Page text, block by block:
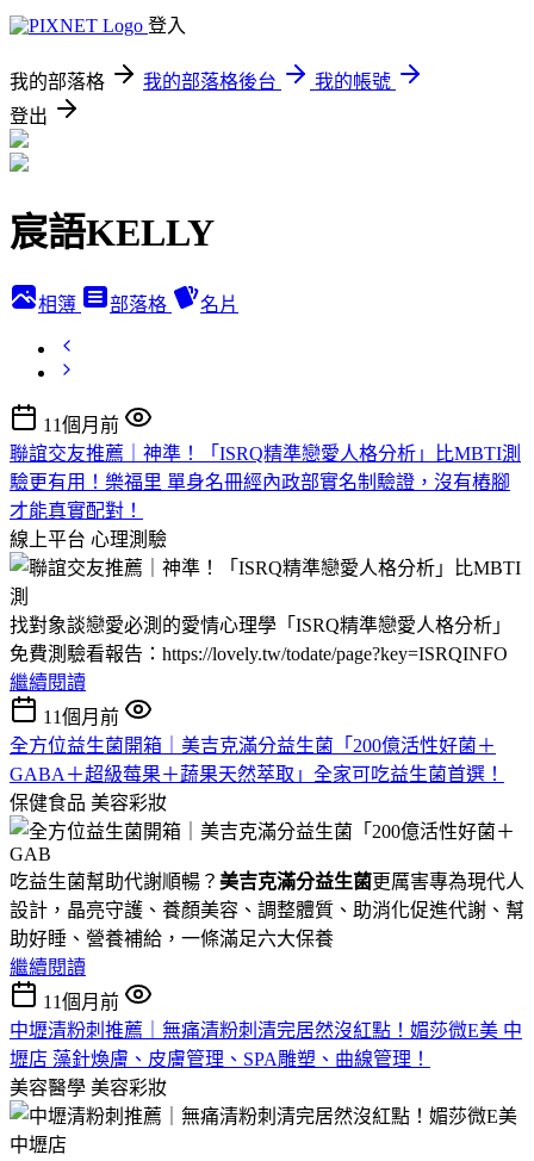
登入
我的部落格 我的部落格後台
我的帳號
登出
宸語KELLY
相簿 部落格 名片
11個月前
聯誼交友推薦｜神準！「ISRQ精準戀愛人格分析」比MBTI測
驗更有用！樂福里 單身名冊經內政部實名制驗證，沒有樁腳
才能真實配對！
線上平台 心理測驗
找對象談戀愛必測的愛情心理學「ISRQ精準戀愛人格分析」
免費測驗看報告：https://lovely.tw/todate/page?key=ISRQINFO
繼續閱讀
11個月前
全方位益生菌開箱｜美吉克滿分益生菌「200億活性好菌＋
GABA＋超級莓果＋蔬果天然萃取」全家可吃益生菌首選！
保健食品 美容彩妝
吃益生菌幫助代謝順暢？ 美吉克滿分益生菌更厲害專為現代人
設計，晶亮守護、養顏美容、調整體質、助消化促進代謝、幫
助好睡、營養補給，一條滿足六大保養
繼續閱讀
11個月前
中壢清粉刺推薦｜無痛清粉刺清完居然沒紅點！媚莎微E美 中
壢店 藻針煥膚、皮膚管理、SPA雕塑、曲線管理！
美容醫學 美容彩妝